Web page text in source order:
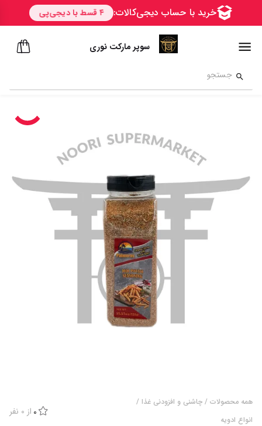
سوپر مارکت نوری
همه محصولات / چاشنی و افزودنی غذا /
انواع ادویه
0 از 0 نفر